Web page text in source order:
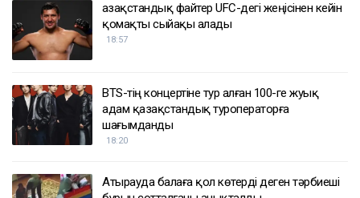
Қазақстандық файтер UFC-дегі жеңісінен кейін
қомақты сыйақы алады
18:57
BTS-тің концертіне тур алған 100-ге жуық
адам қазақстандық туроператорға
шағымданды
18:20
Атырауда балаға қол көтерді деген тәрбиеші